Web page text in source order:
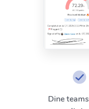
Dine